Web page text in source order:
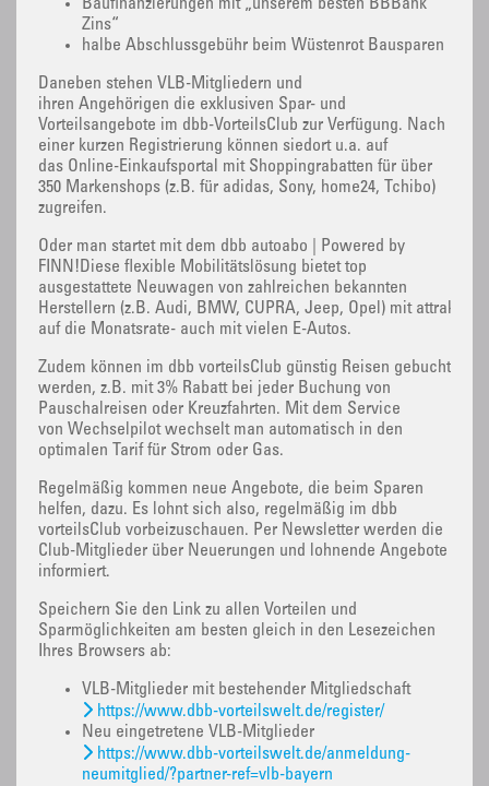
Baufinanzierungen mit „unserem besten BBBank
Zins“
halbe Abschlussgebühr beim Wüstenrot Bausparen
Daneben stehen VLB-Mitgliedern und
ihren Angehörigen die exklusiven Spar- und
Vorteilsangebote im dbb-VorteilsClub zur Verfügung. Nach
einer kurzen Registrierung können siedort u.a. auf
das Online-Einkaufsportal mit Shoppingrabatten für über
350 Markenshops (z.B. für adidas, Sony, home24, Tchibo)
zugreifen.
Oder man startet mit dem dbb autoabo | Powered by
FINN!Diese flexible Mobilitätslösung bietet top
ausgestattete Neuwagen von zahlreichen bekannten
Herstellern (z.B. Audi, BMW, CUPRA, Jeep, Opel) mit
auf die Monatsrate- auch mit vielen E-Autos.
Zudem können im dbb vorteilsClub günstig Reisen gebucht
werden, z.B. mit 3% Rabatt bei jeder Buchung von
Pauschalreisen oder Kreuzfahrten. Mit dem Service
von Wechselpilot wechselt man automatisch in den
optimalen Tarif für Strom oder Gas.
Regelmäßig kommen neue Angebote, die beim Sparen
helfen, dazu. Es lohnt sich also, regelmäßig im dbb
vorteilsClub vorbeizuschauen. Per Newsletter werden die
Club-Mitglieder über Neuerungen und lohnende Angebote
informiert.
Speichern Sie den Link zu allen Vorteilen und
Sparmöglichkeiten am besten gleich in den Lesezeichen
Ihres Browsers ab:
VLB-Mitglieder mit bestehender Mitgliedschaft
https://www.dbb-vorteilswelt.de/register/
Neu eingetretene VLB-Mitglieder
https://www.dbb-vorteilswelt.de/anmeldung-
neumitglied/?partner-ref=vlb-bayern